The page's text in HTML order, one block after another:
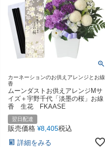
カーネーションのお供えアレンジとお線
香
ムーンダストお供えアレンジMサ
イズ＋宇野千代「淡墨の桜」お線
香 生花 FKAASE
翌日配達
販売価格 ¥8,405税込
詳細をみる